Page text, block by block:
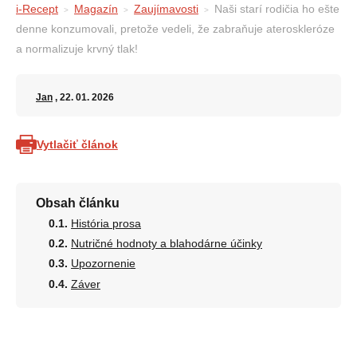
i-Recept Magazín Zaujímavosti
Naši starí rodičia ho ešte
denne konzumovali, pretože vedeli, že zabraňuje ateroskleróze
a normalizuje krvný tlak!
Jan , 22. 01. 2026
Vytlačiť článok
Obsah článku
História prosa
Nutričné hodnoty a blahodárne účinky
Upozornenie
Záver